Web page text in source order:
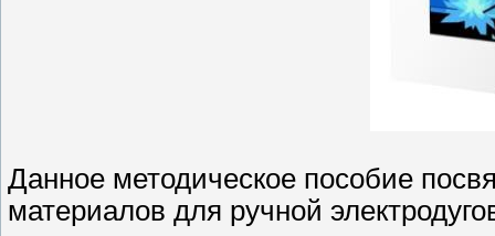
Данное методическое пособие
материалов для ручной